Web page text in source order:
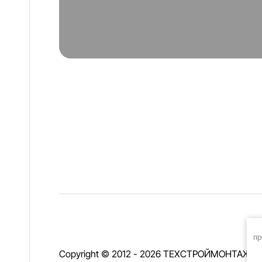
Copyright © 2012 - 2026 ТЕХСТРОЙМОНТАЖ